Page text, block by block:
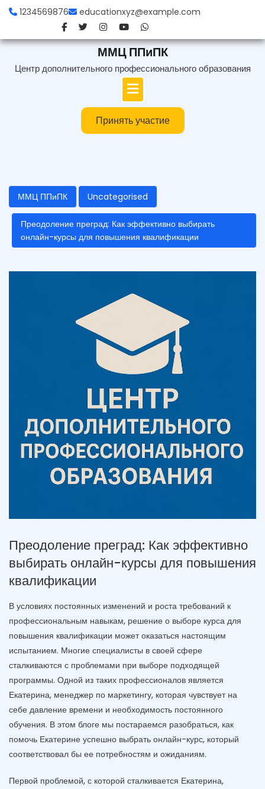
Перейти1234569876 educationxyz@example.com
ММЦ ППиПК
Центр дополнительного профессионального образования
Принять участие
ММЦ ППиПК Uncategorised
Преодоление преград: Как эффективно выбирать
онлайн-курсы для повышения квалификации
Преодоление преград: Как эффективно
выбирать онлайн-курсы для повышения
квалификации
В условиях постоянных изменений и роста требований к
профессиональным навыкам, решение о выборе курса для
повышения квалификации может оказаться настоящим
испытанием. Многие специалисты в своей сфере
сталкиваются с проблемами при выборе подходящей
программы. Одной из таких профессионалов является
Екатерина, менеджер по маркетингу, которая чувствует на
себе давление времени и необходимость постоянного
обучения. В этом блоге мы постараемся разобраться, как
помочь Екатерине успешно выбрать онлайн-курс, который
соответствовал бы ее потребностям и ожиданиям.
Первой проблемой, с которой сталкивается Екатерина,